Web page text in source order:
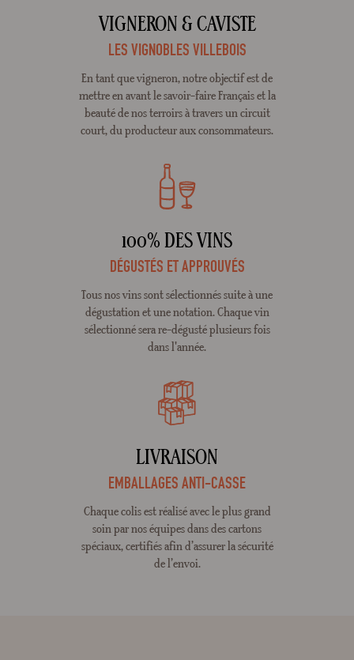
VIGNERON & CAVISTE
LES VIGNOBLES VILLEBOIS
En tant que vigneron, notre objectif est de
mettre en avant le savoir-faire Français et la
beauté de nos terroirs à travers un circuit
court, du producteur aux consommateurs.
100% DES VINS
DÉGUSTÉS ET APPROUVÉS
Tous nos vins sont sélectionnés suite à une
dégustation et une notation. Chaque vin
sélectionné sera re-dégusté plusieurs fois
dans l'année.
LIVRAISON
EMBALLAGES ANTI-CASSE
Chaque colis est réalisé avec le plus grand
soin par nos équipes dans des cartons
spéciaux, certifiés afin d’assurer la sécurité
de l’envoi.